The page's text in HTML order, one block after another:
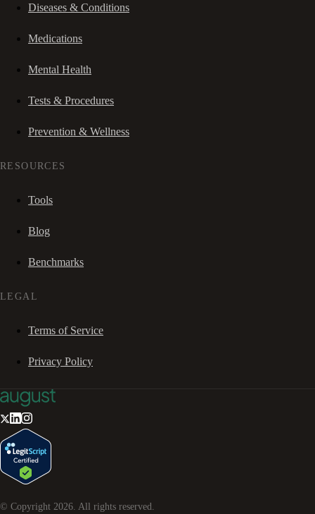
Diseases & Conditions
Medications
Mental Health
Tests & Procedures
Prevention & Wellness
RESOURCES
Tools
Blog
Benchmarks
LEGAL
Terms of Service
Privacy Policy
© Copyright 2026 . All rights reserved.